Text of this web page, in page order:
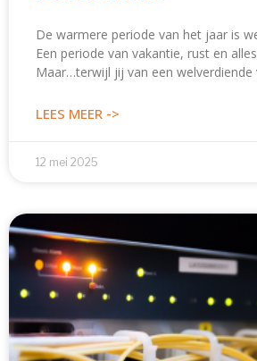
De warmere periode van het jaar is
Een periode van vakantie, rust en
Maar…terwijl jij van een welverdiende
LEES MEER ->
12 mei 2025